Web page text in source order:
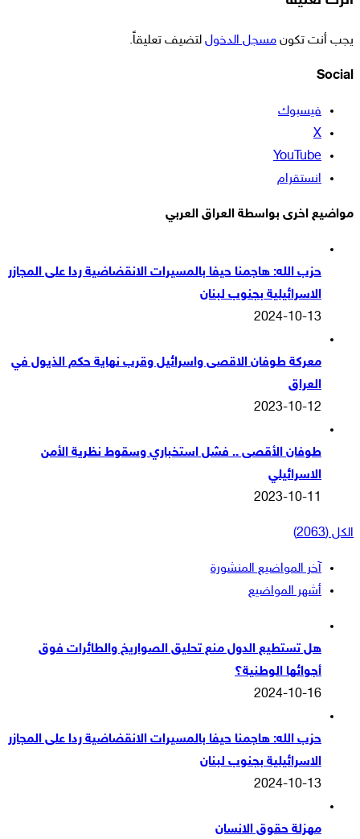
يجب أنت تكون مسجل الدخول لتضيف تعليقاً.
Social
فيسبوك
‫X
‫YouTube
انستقرام
مواضيع اخرى بواسطة العراق العربي
حزب الله: هاجمنا حيفا بالمسيرات الانقضاضية ردا على المجازر
الاسرائيلية بجنوب لبنان
2024-10-13
معركة طوفان الاقصى واسرائيل وقرب نهاية حكم الذيول في
العراق
2023-10-12
طوفان الأقصى .. فشل استخباري وسقوط نظرية الأمن
الاسرائيلي
2023-10-11
الكل (2063)
آخر المواضيع المنشورة
أشهر المواضيع
هل تستطيع الدول منع تحليق الصواريخ والطائرات فوق
أجوائها الوطنية؟
2024-10-16
حزب الله: هاجمنا حيفا بالمسيرات الانقضاضية ردا على المجازر
الاسرائيلية بجنوب لبنان
2024-10-13
مهزلة حقوق الانسان